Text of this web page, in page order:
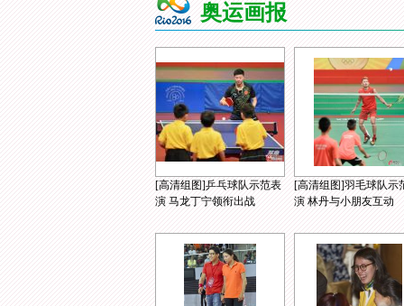
奥运画报
[高清组图]乒乓球队示范表
演 马龙丁宁领衔出战
[高清组图]羽毛球队示
演 林丹与小朋友互动